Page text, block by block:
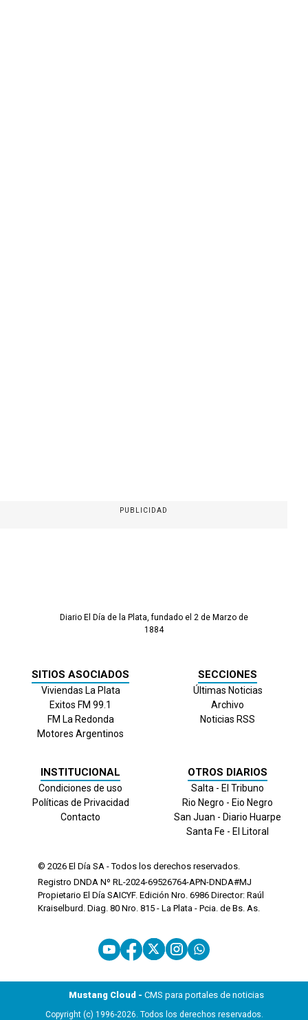
PUBLICIDAD
Diario El Día de la Plata, fundado el 2 de Marzo de
1884
SITIOS ASOCIADOS
Viviendas La Plata
Exitos FM 99.1
FM La Redonda
Motores Argentinos
SECCIONES
Últimas Noticias
Archivo
Noticias RSS
INSTITUCIONAL
Condiciones de uso
Políticas de Privacidad
Contacto
OTROS DIARIOS
Salta - El Tribuno
Rio Negro - Eio Negro
San Juan - Diario Huarpe
Santa Fe - El Litoral
© 2026 El Día SA - Todos los derechos reservados.
Registro DNDA Nº RL-2024-69526764-APN-DNDA#MJ
Propietario El Día SAICYF. Edición Nro. 6986 Director: Raúl
Kraiselburd. Diag. 80 Nro. 815 - La Plata - Pcia. de Bs. As.
Mustang Cloud - CMS para portales de noticias
Copyright (c) 1996-2026. Todos los derechos reservados.